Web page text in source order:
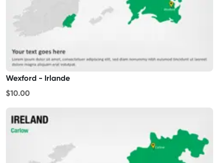
Wexford - Irlande
$10.00